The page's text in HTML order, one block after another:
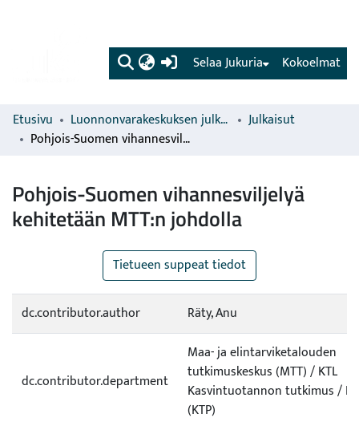
(current) Kokoelmat
Selaa Jukuria
Etusivu Luonnonvarakeskuksen julkaisut
Julkaisut
Pohjois-Suomen vihannesviljelyä kehitetään MTT:n johdolla
Pohjois-Suomen vihannesviljelyä
kehitetään MTT:n johdolla
Tietueen suppeat tiedot
dc.contributor.author Räty, Anu
dc.contributor.department
Maa- ja elintarviketalouden
tutkimuskeskus (MTT) / KTL
Kasvintuotannon tutkimus /
(KTP)